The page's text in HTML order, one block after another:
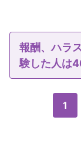
報酬、ハラ
験した人は
1